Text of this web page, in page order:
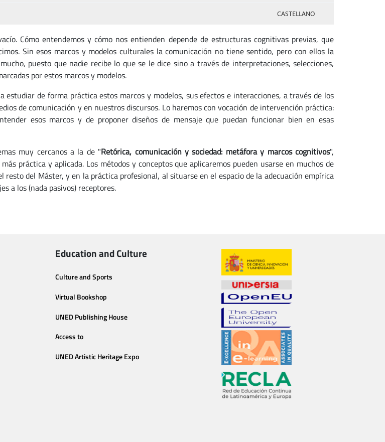
CASTELLANO
Cómo entendemos y cómo nos entienden depende de estructuras cognitivas previas, que
Sin esos marcos y modelos culturales la comunicación no tiene sentido, pero con ellos la
puesto que nadie recibe lo que se le dice sino a través de interpretaciones, selecciones,
por estos marcos y modelos.
estudiar de forma práctica estos marcos y modelos, sus efectos e interacciones, a través de los
de comunicación y en nuestros discursos. Lo haremos con vocación de intervención práctica:
esos marcos y de proponer diseños de mensaje que puedan funcionar bien en esas
muy cercanos a la de "Retórica, comunicación y sociedad: metáfora y marcos cognitivos",
práctica y aplicada. Los métodos y conceptos que aplicaremos pueden usarse en muchos de
resto del Máster, y en la práctica profesional, al situarse en el espacio de la adecuación empírica
a los (nada pasivos) receptores.
Education and Culture
Culture and Sports
Virtual Bookshop
UNED Publishing House
Access to
UNED Artistic Heritage Expo